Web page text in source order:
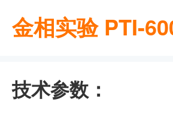
金相实验 PTI-
技术参数：